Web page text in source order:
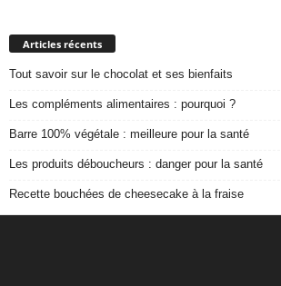
Articles récents
Tout savoir sur le chocolat et ses bienfaits
Les compléments alimentaires : pourquoi ?
Barre 100% végétale : meilleure pour la santé
Les produits déboucheurs : danger pour la santé
Recette bouchées de cheesecake à la fraise